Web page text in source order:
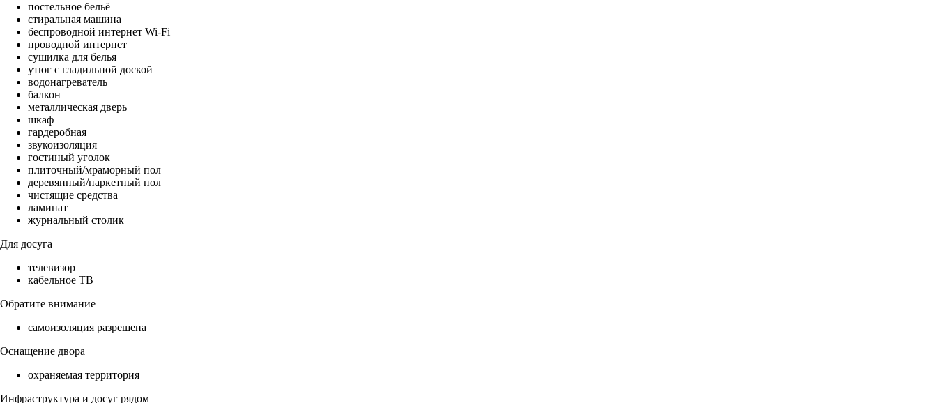
постельное бельё
стиральная машина
беспроводной интернет Wi-Fi
проводной интернет
сушилка для белья
утюг с гладильной доской
водонагреватель
балкон
металлическая дверь
шкаф
гардеробная
звукоизоляция
гостиный уголок
плиточный/мраморный пол
деревянный/паркетный пол
чистящие средства
ламинат
журнальный столик
Для досуга
телевизор
кабельное ТВ
Обратите внимание
самоизоляция разрешена
Оснащение двора
охраняемая территория
Инфраструктура и досуг рядом